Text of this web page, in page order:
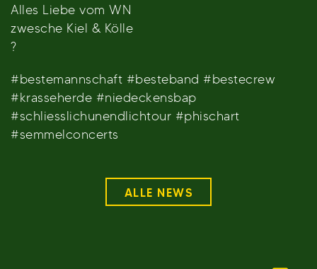
Alles Liebe vom WN
zwesche Kiel & Kölle
?
#bestemannschaft #besteband #bestecrew
#krasseherde #niedeckensbap
#schliesslichunendlichtour #phischart
#semmelconcerts
ALLE NEWS